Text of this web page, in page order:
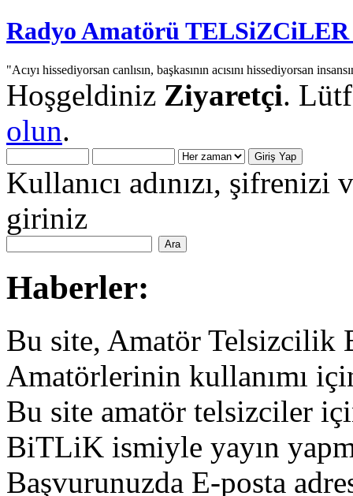
Radyo Amatörü
"Acıyı hissediyorsan canlısın, başkasının acısını hissediyorsan
Hoşgeldiniz Ziyaretçi.
olun.
Kullanıcı adınızı,
giriniz
Haberler:
Bu site, Amatör Telsizcilik
Amatörlerinin kullanımı
Bu site amatör telsizciler
BiTLiK ismiyle yayın
Başvurunuzda E-posta